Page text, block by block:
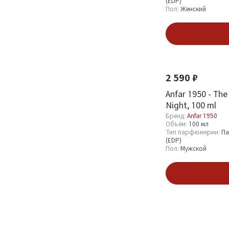
Пол: Женский
2 590 ₽
Anfar 1950 -
Night, 100 ml
Бренд: Anfar 1950
Объём: 100 мл
Тип парфюмерии:
(EDP)
Пол: Мужской